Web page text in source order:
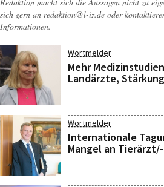
sich gern an redaktion@l-iz.de oder
Informationen.
Wortmelder
Mehr
Landärzte,
Wortmelder
Internationale
Mangel an